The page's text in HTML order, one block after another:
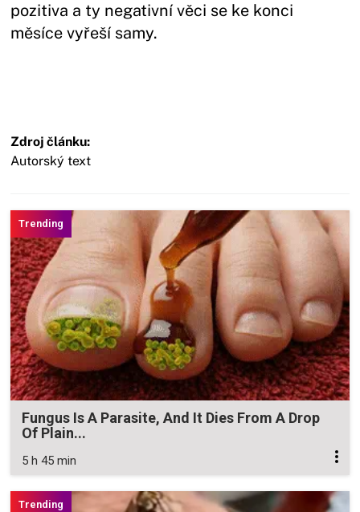
pozitiva a ty negativní věci se ke konci
měsíce vyřeší samy.
Zdroj článku:
Autorský text
Fungus Is A Parasite, And It Dies From A Drop
Of Plain...
5 h 45 min